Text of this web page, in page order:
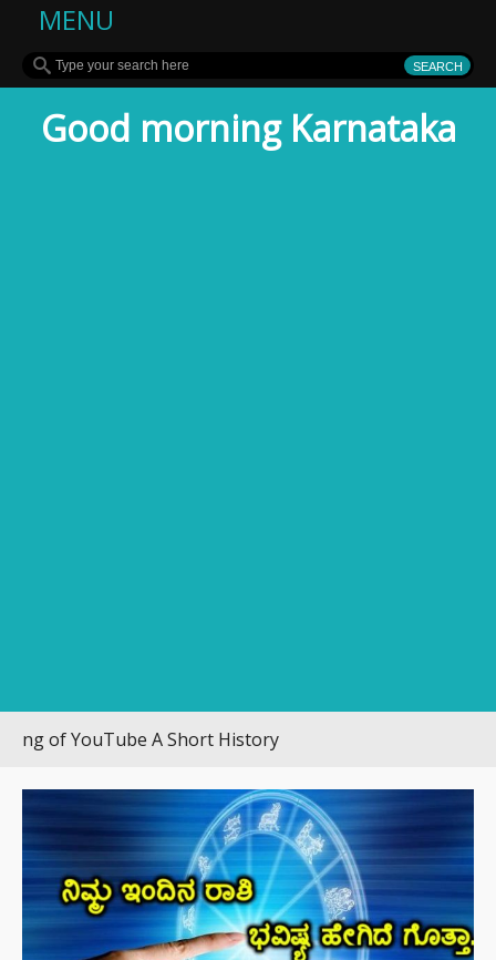
MENU
Good morning Karnataka
A Short History